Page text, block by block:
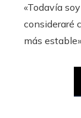
«Todavía
consideraré
más estable».